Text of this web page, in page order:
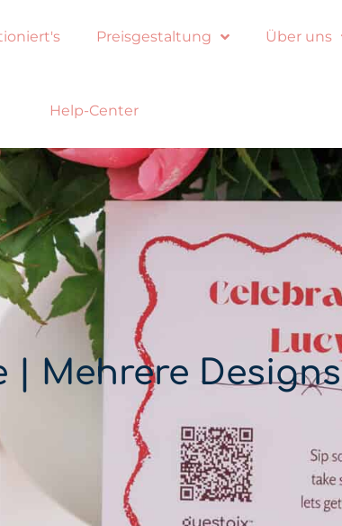
Preisgestaltung Über uns
Help-Center
Mehrere Designs